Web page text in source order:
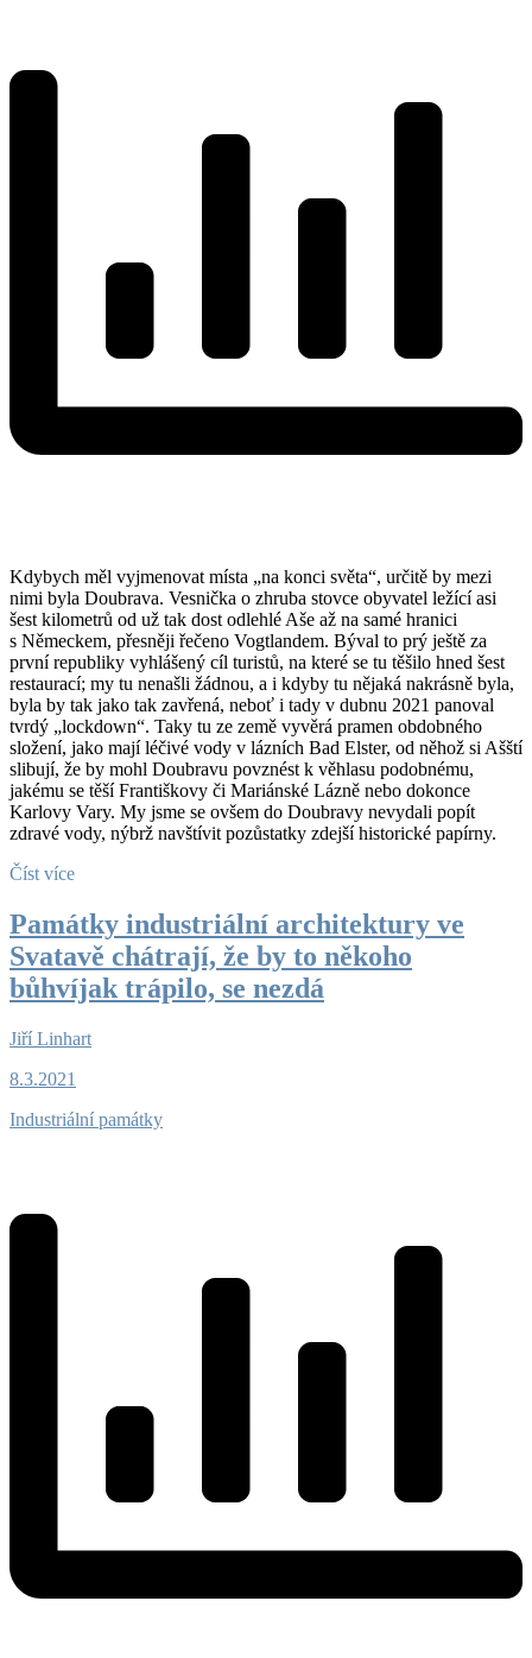
Kdybych měl vyjmenovat místa „na konci světa“, určitě by mezi
nimi byla Doubrava. Vesnička o zhruba stovce obyvatel ležící asi
šest kilometrů od už tak dost odlehlé Aše až na samé hranici
s Německem, přesněji řečeno Vogtlandem. Býval to prý ještě za
první republiky vyhlášený cíl turistů, na které se tu těšilo hned šest
restaurací; my tu nenašli žádnou, a i kdyby tu nějaká nakrásně byla,
byla by tak jako tak zavřená, neboť i tady v dubnu 2021 panoval
tvrdý „lockdown“. Taky tu ze země vyvěrá pramen obdobného
složení, jako mají léčivé vody v lázních Bad Elster, od něhož si Ašští
slibují, že by mohl Doubravu povznést k věhlasu podobnému,
jakému se těší Františkovy či Mariánské Lázně nebo dokonce
Karlovy Vary. My jsme se ovšem do Doubravy nevydali popít
zdravé vody, nýbrž navštívit pozůstatky zdejší historické papírny.
Číst více
Památky industriální architektury ve
Svatavě chátrají, že by to někoho
bůhvíjak trápilo, se nezdá
Jiří Linhart
8.3.2021
Industriální památky